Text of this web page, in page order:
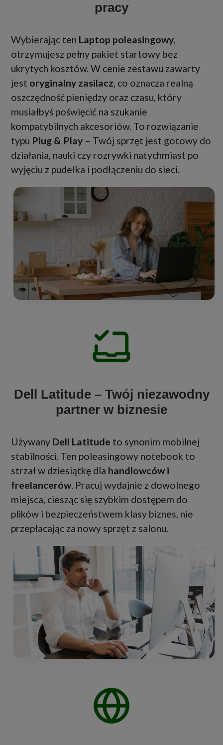
pracy
Wybierając ten Laptop poleasingowy,
otrzymujesz pełny pakiet startowy bez
ukrytych kosztów. W cenie zestawu zawarty
jest oryginalny zasilacz, co oznacza realną
oszczędność pieniędzy oraz czasu, który
musiałbyś poświęcić na szukanie
kompatybilnych akcesoriów. To rozwiązanie
typu Plug & Play – Twój sprzęt jest gotowy do
działania, nauki czy rozrywki natychmiast po
wyjęciu z pudełka i podłączeniu do sieci.
Dell Latitude – Twój niezawodny
partner w biznesie
Używany Dell Latitude to synonim mobilnej
stabilności. Ten poleasingowy notebook to
strzał w dziesiątkę dla handlowców i
freelancerów. Pracuj wydajnie z dowolnego
miejsca, ciesząc się szybkim dostępem do
plików i bezpieczeństwem klasy biznes, nie
przepłacając za nowy sprzęt z salonu.